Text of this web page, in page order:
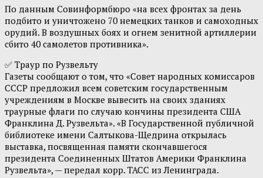
По данным Совинформбюро «на всех фронтах за день
подбито и уничтожено 70 немецких танков и самоходных
орудий. В воздушных боях и огнем зенитной артиллерии
сбито 40 самолетов противника».
✅ Траур по Рузвельту
Газеты сообщают о том, что «Совет народных комиссаров
СССР предложил всем советским государственным
учреждениям в Москве вывесить на своих зданиях
траурные флаги по случаю кончины президента США
Франклина Д. Рузвельта». «В Государственной публичной
библиотеке имени Салтыкова-Щедрина открылась
выставка, посвященная памяти скончавшегося
президента Соединенных Штатов Америки Франклина
Рузвельта», — передал корр. ТАСС из Ленинграда.